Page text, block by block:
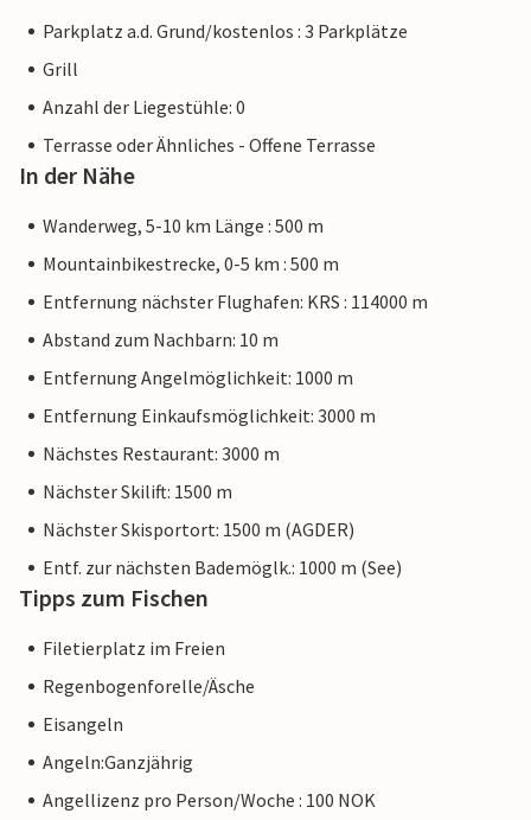
Parkplatz a.d. Grund/kostenlos : 3 Parkplätze
Grill
Anzahl der Liegestühle: 0
Terrasse oder Ähnliches - Offene Terrasse
In der Nähe
Wanderweg, 5-10 km Länge : 500 m
Mountainbikestrecke, 0-5 km : 500 m
Entfernung nächster Flughafen: KRS : 114000 m
Abstand zum Nachbarn: 10 m
Entfernung Angelmöglichkeit: 1000 m
Entfernung Einkaufsmöglichkeit: 3000 m
Nächstes Restaurant: 3000 m
Nächster Skilift: 1500 m
Nächster Skisportort: 1500 m (AGDER)
Entf. zur nächsten Bademöglk.: 1000 m (See)
Tipps zum Fischen
Filetierplatz im Freien
Regenbogenforelle/Äsche
Eisangeln
Angeln:Ganzjährig
Angellizenz pro Person/Woche : 100 NOK